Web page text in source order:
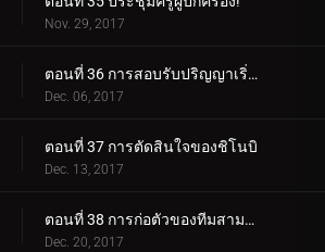
Nov. 29, 2017
ตอนที่ 36 การสอบรับปริญญาเริ่มต้นขึ้นแล้ว!
Dec. 06, 2017
ตอนที่ 37 การตัดสินใจของชิโนบิ
Dec. 13, 2017
ตอนที่ 38 การก่อตัวของทีมสามคน?
Dec. 20, 2017